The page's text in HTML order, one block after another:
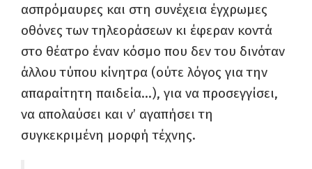
ασπρόμαυρες και στη συνέχεια έγχρωμες
οθόνες των τηλεοράσεων κι έφεραν κοντά
στο θέατρο έναν κόσμο που δεν του δινόταν
άλλου τύπου κίνητρα (ούτε λόγος για την
απαραίτητη παιδεία…), για να προσεγγίσει,
να απολαύσει και ν’ αγαπήσει τη
συγκεκριμένη μορφή τέχνης.